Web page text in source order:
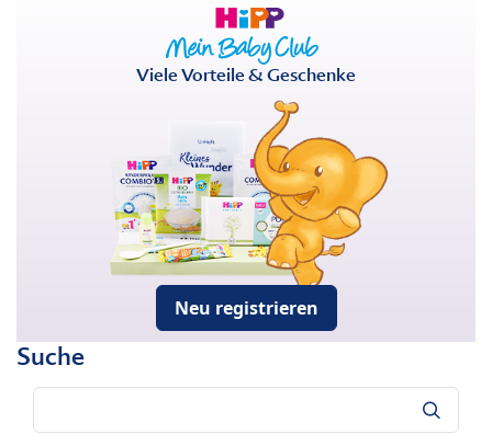
Viele Vorteile & Geschenke
Neu registrieren
Suche